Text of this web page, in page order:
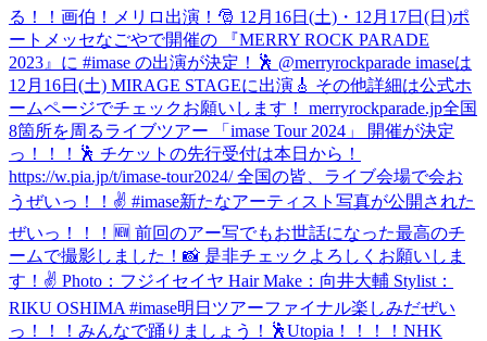
る！！画伯！
メリロ出演！🎅 12月16日(土)・12月17日(日)ポ
ートメッセなごやで開催の 『MERRY ROCK PARADE
2023』に #imase の出演が決定！🕺 @merryrockparade imaseは
12月16日(土) MIRAGE STAGEに出演🎸 その他詳細は公式ホ
ームページでチェックお願いします！ merryrockparade.jp全国
8箇所を周るライブツアー 「imase Tour 2024」 開催が決定
っ！！！🕺 チケットの先行受付は本日から！
https://w.pia.jp/t/imase-tour2024/ 全国の皆、ライブ会場で会お
うぜいっ！！✌️ #imase新たなアーティスト写真が公開された
ぜいっ！！！🆕 前回のアー写でもお世話になった最高のチ
ームで撮影しました！📸 是非チェックよろしくお願いしま
す！✌️ Photo：フジイセイヤ Hair Make：向井大輔 Stylist：
RIKU OSHIMA #imase明日ツアーファイナル楽しみだぜい
っ！！！みんなで踊りましょう！🕺Utopia！！！！ NHK